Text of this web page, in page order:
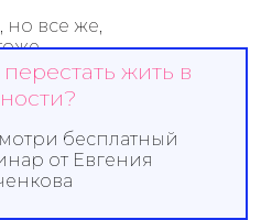
но все же,
—
лет,
перестать жить в
бесплатный
от Евгения